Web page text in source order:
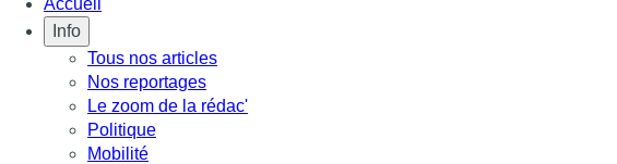
Info
Tous nos articles
Nos reportages
Le zoom de la rédac'
Politique
Mobilité